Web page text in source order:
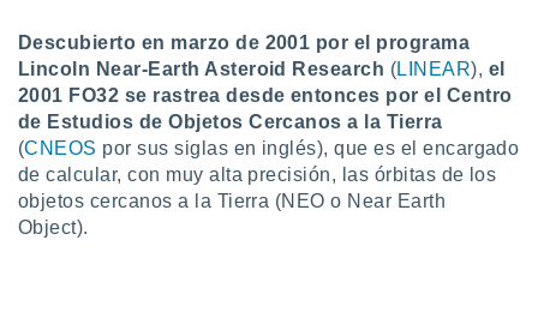
en
más
nuestra
y
de
Descubierto en marzo de 2001 por el programa
Lincoln Near-Earth Asteroid Research (LINEAR), el
2001 FO32 se rastrea desde entonces por el Centro
de Estudios de Objetos Cercanos a la Tierra
(CNEOS por sus siglas en inglés), que es el encargado
de calcular, con muy alta precisión, las órbitas de los
objetos cercanos a la Tierra (NEO o Near Earth
Object).